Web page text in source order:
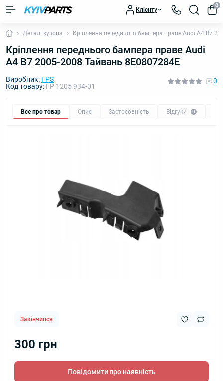
Клієнту
0
Деталі кузова Кріплення переднього бампера праве Audi A4 B7
Кріплення переднього бампера праве Audi
A4 B7 2005-2008 Тайвань 8E0807284E
Виробник: FPS
Код товару: FP 1205 934-01
0
Все про товар Опис Застосовність Відгуки 0
Закінчився
300 грн
Повідомити про наявність